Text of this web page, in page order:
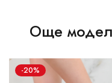
Още
-20%